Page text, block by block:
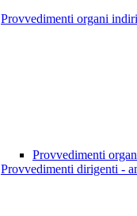
Provvedimenti organi
Provvedimenti
Provvedimenti dirigenti -